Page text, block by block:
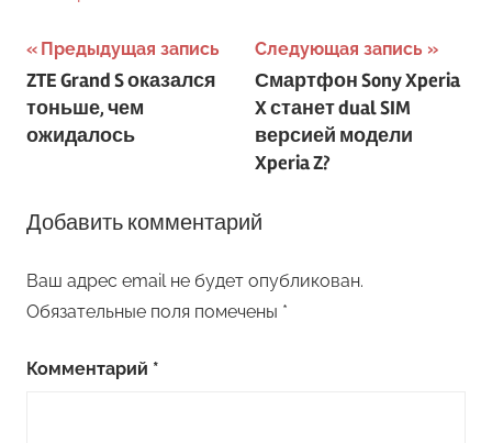
Навигация
по
записям
Предыдущая запись
ZTE Grand S оказался
тоньше, чем
ожидалось
Следующая запись
Смартфон Sony Xperia
X станет dual SIM
версией модели
Xperia Z?
Добавить комментарий
Ваш адрес email не будет опубликован.
Обязательные поля помечены *
Комментарий *